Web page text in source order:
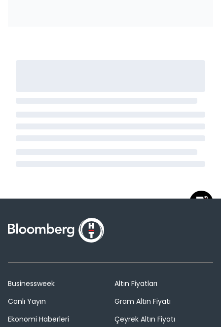
Businessweek
Canlı Yayın
Ekonomi Haberleri
Altın Fiyatları
Gram Altın Fiyatı
Çeyrek Altın Fiyatı